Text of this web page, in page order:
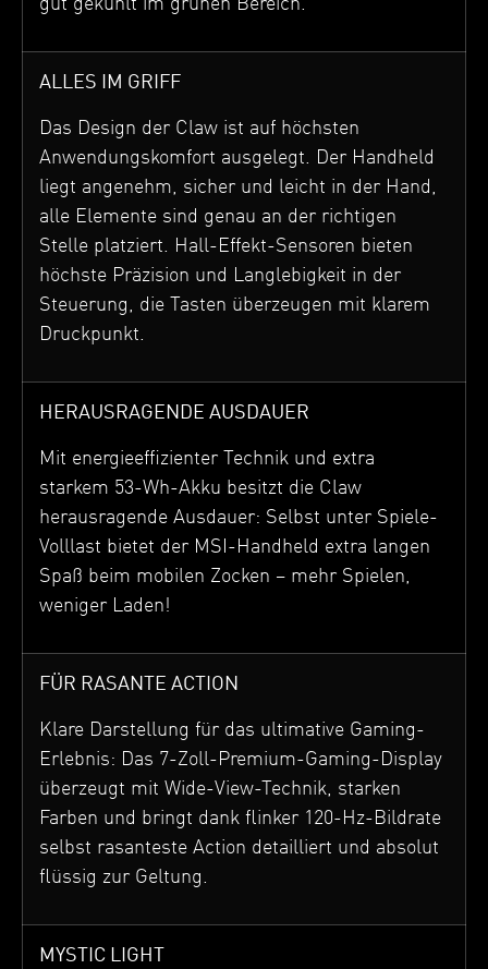
gut gekühlt im grünen Bereich.
ALLES IM GRIFF
Das Design der Claw ist auf höchsten
Anwendungskomfort ausgelegt. Der Handheld
liegt angenehm, sicher und leicht in der Hand,
alle Elemente sind genau an der richtigen
Stelle platziert. Hall-Effekt-Sensoren bieten
höchste Präzision und Langlebigkeit in der
Steuerung, die Tasten überzeugen mit klarem
Druckpunkt.
HERAUSRAGENDE AUSDAUER
Mit energieeffizienter Technik und extra
starkem 53-Wh-Akku besitzt die Claw
herausragende Ausdauer: Selbst unter Spiele-
Volllast bietet der MSI-Handheld extra langen
Spaß beim mobilen Zocken – mehr Spielen,
weniger Laden!
FÜR RASANTE ACTION
Klare Darstellung für das ultimative Gaming-
Erlebnis: Das 7-Zoll-Premium-Gaming-Display
überzeugt mit Wide-View-Technik, starken
Farben und bringt dank flinker 120-Hz-Bildrate
selbst rasanteste Action detailliert und absolut
flüssig zur Geltung.
MYSTIC LIGHT